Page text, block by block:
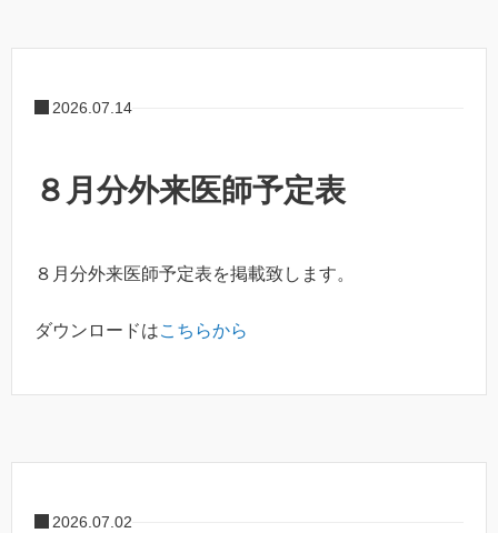
2026.07.14
８月分外来医師予定表
８月分外来医師予定表を掲載致します。
ダウンロードはこちらから
2026.07.02